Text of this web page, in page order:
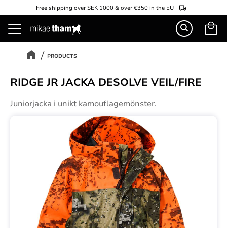
Menu
Free shipping over SEK 1000 & over €350 in the EU
Basket
PRODUCTS
RIDGE JR JACKA DESOLVE VEIL/FIRE
Juniorjacka i unikt kamouflagemönster.